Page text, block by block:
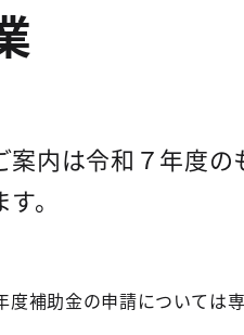
案内は令和７年度
。
度補助金の申請については